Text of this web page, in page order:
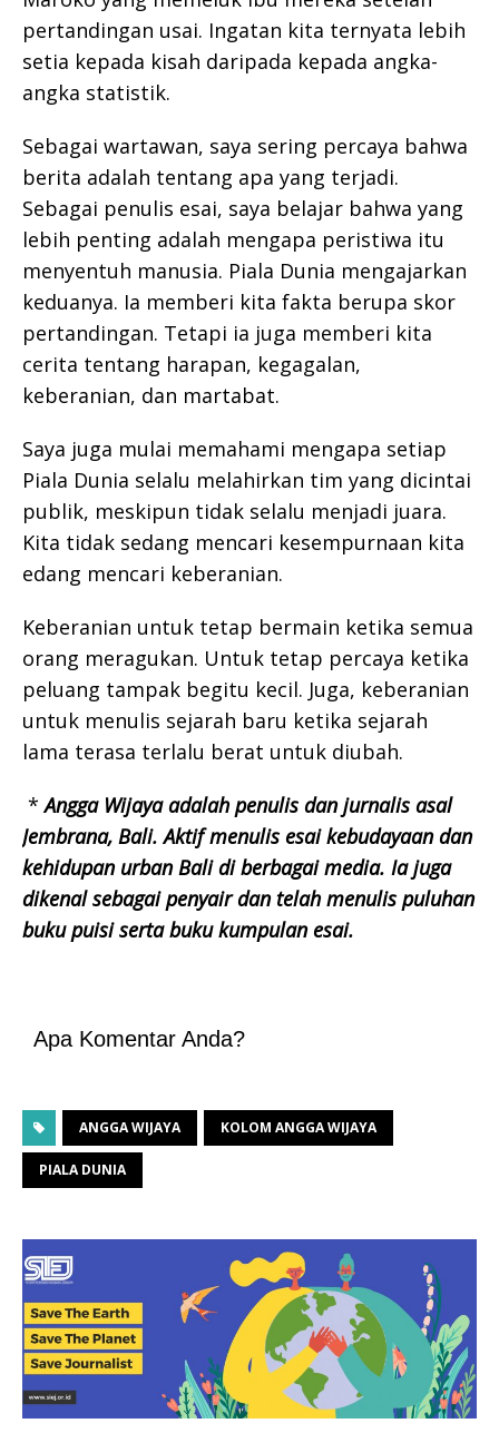
pertandingan usai. Ingatan kita ternyata lebih
setia kepada kisah daripada kepada angka-
angka statistik.
Sebagai wartawan, saya sering percaya bahwa
berita adalah tentang apa yang terjadi.
Sebagai penulis esai, saya belajar bahwa yang
lebih penting adalah mengapa peristiwa itu
menyentuh manusia. Piala Dunia mengajarkan
keduanya. Ia memberi kita fakta berupa skor
pertandingan. Tetapi ia juga memberi kita
cerita tentang harapan, kegagalan,
keberanian, dan martabat.
Saya juga mulai memahami mengapa setiap
Piala Dunia selalu melahirkan tim yang dicintai
publik, meskipun tidak selalu menjadi juara.
Kita tidak sedang mencari kesempurnaan kita
edang mencari keberanian.
Keberanian untuk tetap bermain ketika semua
orang meragukan. Untuk tetap percaya ketika
peluang tampak begitu kecil. Juga, keberanian
untuk menulis sejarah baru ketika sejarah
lama terasa terlalu berat untuk diubah.
*Angga Wijaya adalah penulis dan jurnalis asal
Jembrana, Bali. Aktif menulis esai kebudayaan dan
kehidupan urban Bali di berbagai media. Ia juga
dikenal sebagai penyair dan telah menulis puluhan
buku puisi serta buku kumpulan esai.
Apa Komentar Anda?
ANGGA WIJAYA KOLOM ANGGA WIJAYA
PIALA DUNIA